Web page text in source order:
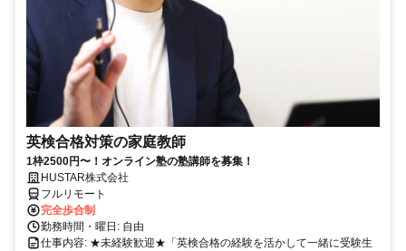
英検合格対策の家庭教師
1枠2500円〜！オンライン塾の塾講師を募集！
HUSTAR株式会社
フルリモート
完全歩合制
勤務時間・曜日: 自由
仕事内容: ★未経験歓迎★「英検合格の経験を活かして一緒に受験生